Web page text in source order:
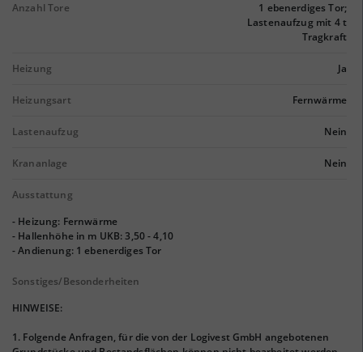
Anzahl Tore
1 ebenerdiges Tor;
Lastenaufzug mit 4 t
Tragkraft
Heizung Ja
Heizungsart Fernwärme
Lastenaufzug Nein
Krananlage Nein
Ausstattung
- Heizung: Fernwärme
- Hallenhöhe in m UKB: 3,50 - 4,10
- Andienung: 1 ebenerdiges Tor
Sonstiges/Besonderheiten
HINWEISE:
1. Folgende Anfragen, für die von der Logivest GmbH angebotenen